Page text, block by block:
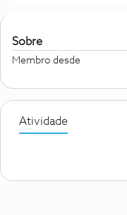
Sobre
Membro desde
Atividade